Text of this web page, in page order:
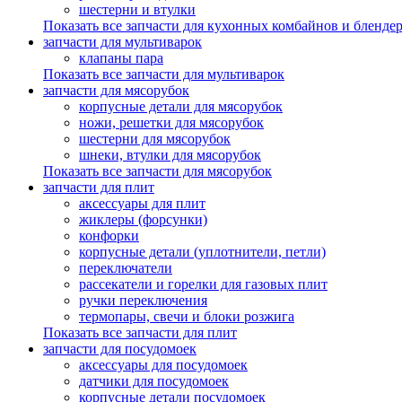
шестерни и втулки
Показать все запчасти для кухонных комбайнов и
запчасти для мультиварок
клапаны пара
Показать все запчасти для мультиварок
запчасти для мясорубок
корпусные детали для мясорубок
ножи, решетки для мясорубок
шестерни для мясорубок
шнеки, втулки для мясорубок
Показать все запчасти для мясорубок
запчасти для плит
аксессуары для плит
жиклеры (форсунки)
конфорки
корпусные детали (уплотнители, петли)
переключатели
рассекатели и горелки для газовых плит
ручки переключения
термопары, свечи и блоки розжига
Показать все запчасти для плит
запчасти для посудомоек
аксессуары для посудомоек
датчики для посудомоек
корпусные детали посудомоек